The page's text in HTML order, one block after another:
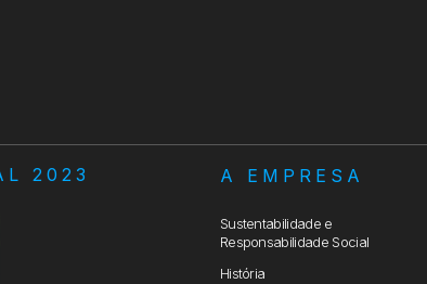
2023 A EMPRESA
Sustentabilidade e
Responsabilidade Social
História